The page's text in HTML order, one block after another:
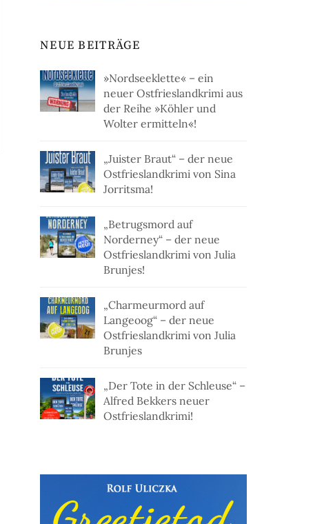
NEUE BEITRÄGE
»Nordseeklette« – ein
neuer Ostfrieslandkrimi aus
der Reihe »Köhler und
Wolter ermitteln«!
„Juister Braut“ – der neue
Ostfrieslandkrimi von Sina
Jorritsma!
„Betrugsmord auf
Norderney“ – der neue
Ostfrieslandkrimi von Julia
Brunjes!
„Charmeurmord auf
Langeoog“ – der neue
Ostfrieslandkrimi von Julia
Brunjes
„Der Tote in der Schleuse“ –
Alfred Bekkers neuer
Ostfrieslandkrimi!